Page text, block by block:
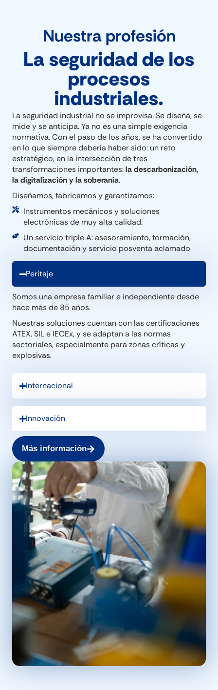
Nuestra profesión
La seguridad de los
procesos
industriales.
La seguridad industrial no se improvisa. Se diseña, se
mide y se anticipa. Ya no es una simple exigencia
normativa. Con el paso de los años, se ha convertido
en lo que siempre debería haber sido: un reto
estratégico, en la intersección de tres
transformaciones importantes:la descarbonización,
la digitalización y la soberanía.
Diseñamos, fabricamos y garantizamos:
Instrumentos mecánicos y soluciones
electrónicas de muy alta calidad.
Un servicio triple A: asesoramiento, formación,
documentación y servicio posventa aclamado
Peritaje
Somos una empresa familiar e independiente desde
hace más de 85 años.
Nuestras soluciones cuentan con las certificaciones
ATEX, SIL e IECEx, y se adaptan a las normas
sectoriales, especialmente para zonas críticas y
explosivas.
Internacional
Innovación
Más información